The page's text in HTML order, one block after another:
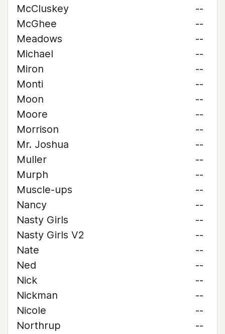
McCluskey
--
McGhee
--
Meadows
--
Michael
--
Miron
--
Monti
--
Moon
--
Moore
--
Morrison
--
Mr. Joshua
--
Muller
--
Murph
--
Muscle-ups
--
Nancy
--
Nasty Girls
--
Nasty Girls V2
--
Nate
--
Ned
--
Nick
--
Nickman
--
Nicole
--
Northrup
--